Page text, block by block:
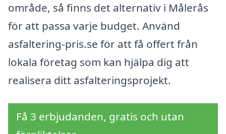
område, så finns det alternativ i Målerås
för att passa varje budget. Använd
asfaltering-pris.se för att få offert från
lokala företag som kan hjälpa dig att
realisera ditt asfalteringsprojekt.
Få 3 erbjudanden, gratis och utan